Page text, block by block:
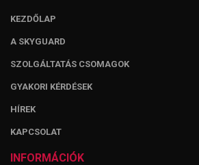
KEZDŐLAP
A SKYGUARD
SZOLGÁLTATÁS CSOMAGOK
GYAKORI KÉRDÉSEK
HÍREK
KAPCSOLAT
INFORMÁCIÓK